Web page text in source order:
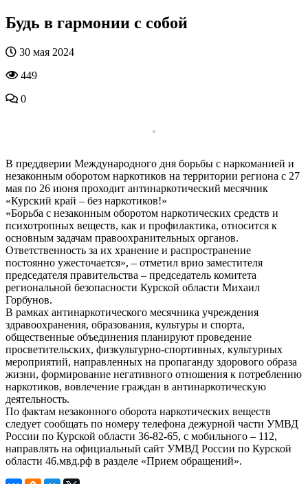
Будь в гармонии с собой
30 мая 2024
449
0
В преддверии Международного дня борьбы с наркоманией и
незаконным оборотом наркотиков на территории региона с 27
мая по 26 июня проходит антинаркотический месячник
«Курский край – без наркотиков!»
«Борьба с незаконным оборотом наркотических средств и
психотропных веществ, как и профилактика, относится к
основным задачам правоохранительных органов.
Ответственность за их хранение и распространение
постоянно ужесточается», – отметил врио заместителя
председателя правительства – председатель комитета
региональной безопасности Курской области Михаил
Горбунов.
В рамках антинаркотического месячника учреждения
здравоохранения, образования, культуры и спорта,
общественные объединения планируют проведение
просветительских, физкультурно-спортивных, культурных
мероприятий, направленных на пропаганду здорового образа
жизни, формирование негативного отношения к потреблению
наркотиков, вовлечение граждан в антинаркотическую
деятельность.
По фактам незаконного оборота наркотических веществ
следует сообщать по номеру телефона дежурной части УМВД
России по Курской области 36-82-65, с мобильного – 112,
направлять на официальный сайт УМВД России по Курской
области 46.мвд.рф в разделе «Прием обращений».